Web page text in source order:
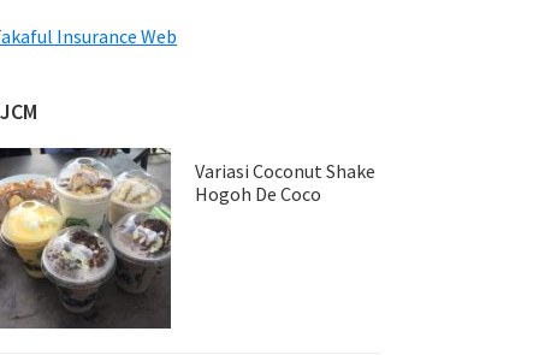
Insurance Web
Variasi Coconut Shake
Hogoh De Coco